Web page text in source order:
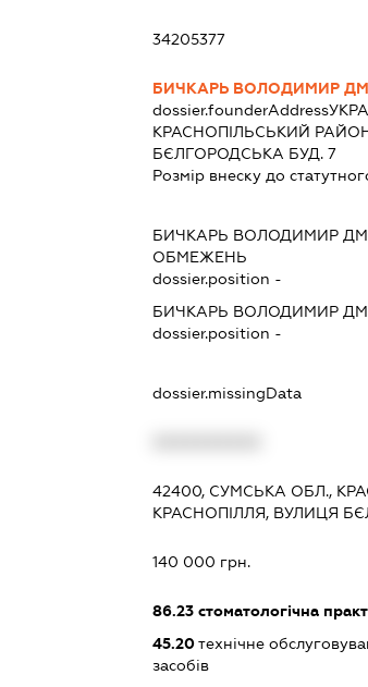
34205377
БИЧКАРЬ ВОЛОДИМИР
dossier.founderAddress
КРАСНОПIЛЬСЬКИЙ
БЄЛГОРОДСЬКА БУД. 7
Розмір внеску до
БИЧКАРЬ ВОЛОДИМИР
ОБМЕЖЕНЬ
dossier.position -
БИЧКАРЬ ВОЛОДИМИР
dossier.position -
dossier.missingData
42400, СУМСЬКА ОБЛ.,
КРАСНОПІЛЛЯ, ВУЛИЦЯ
140 000 грн.
86.23стоматологічна
45.20технічне
засобів